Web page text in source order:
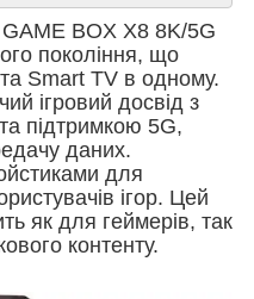
GAME BOX X8 8K/5G
покоління, що
Smart TV в одному.
ігровий досвід з
підтримкою 5G,
даних.
для
ігор. Цей
як для геймерів, так
контенту.